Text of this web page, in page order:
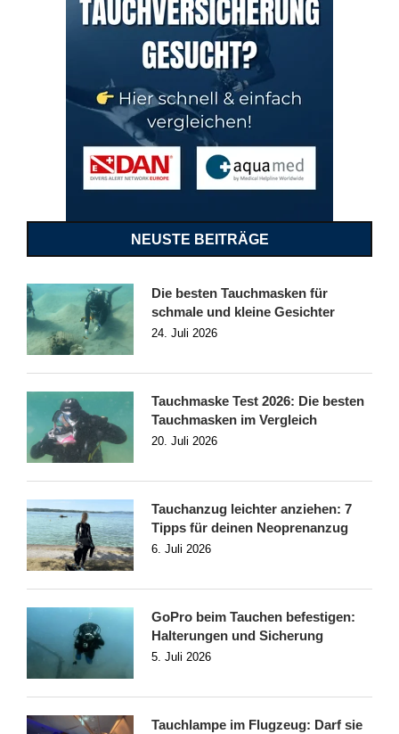
NEUSTE BEITRÄGE
Die besten Tauchmasken für
schmale und kleine Gesichter
24. Juli 2026
Tauchmaske Test 2026: Die besten
Tauchmasken im Vergleich
20. Juli 2026
Tauchanzug leichter anziehen: 7
Tipps für deinen Neoprenanzug
6. Juli 2026
GoPro beim Tauchen befestigen:
Halterungen und Sicherung
5. Juli 2026
Tauchlampe im Flugzeug: Darf sie